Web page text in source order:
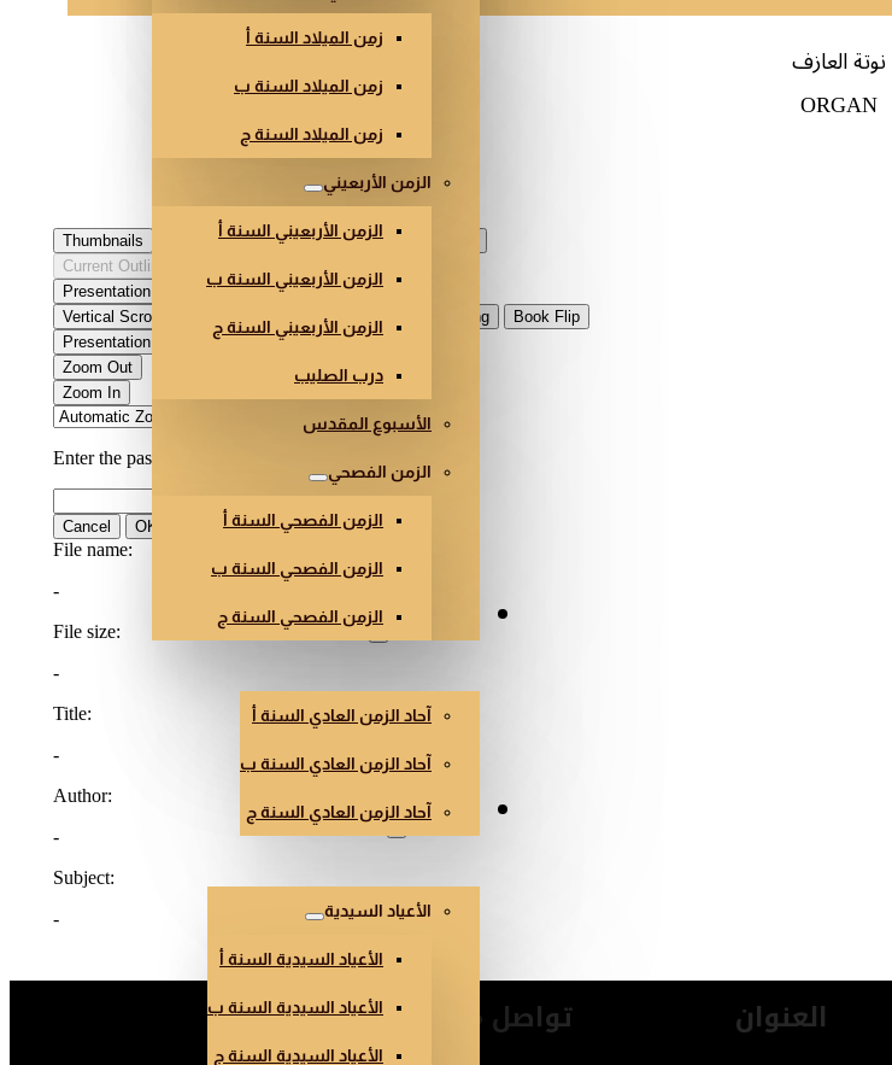
زمن الميلاد السنة أ
زمن الميلاد السنة ب
زمن الميلاد السنة ج
الزمن الأربعيني
الزمن الأربعيني السنة أ
الزمن الأربعيني السنة ب
الزمن الأربعيني السنة ج
درب الصليب
الأسبوع المقدس
الزمن الفصحي
الزمن الفصحي السنة أ
الزمن الفصحي السنة ب
الزمن الفصحي السنة ج الزمن العادي
آحاد الزمن العادي السنة أ
آحاد الزمن العادي السنة ب
آحاد الزمن العادي السنة جأعياد أخرى
الأعياد السيدية
الأعياد السيدية السنة أ
الأعياد السيدية السنة ب
الأعياد السيدية السنة ج
نوتة العازف
ORGAN
العنوان تواصل معنا